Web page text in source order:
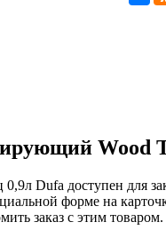
Wood
Dufa доступен для
форме на
заказ с этим товаром.